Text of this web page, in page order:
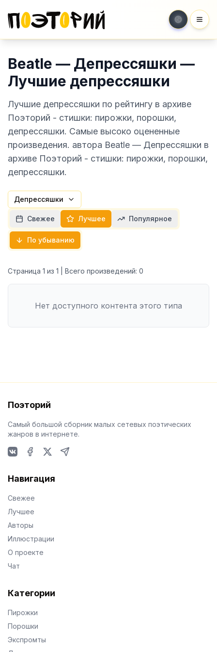
Beatle — Депрессяшки —
Лучшие депрессяшки
Лучшие депрессяшки по рейтингу в архиве
Поэторий - стишки: пирожки, порошки,
депрессяшки. Самые высоко оцененные
произведения. автора Beatle — Депрессяшки в
архиве Поэторий - стишки: пирожки, порошки,
депрессяшки.
Депрессяшки
Свежее Лучшее Популярное
По убыванию
Страница 1 из 1 | Всего произведений: 0
Нет доступного контента этого типа
Поэторий
Самый большой сборник малых сетевых поэтических
жанров в интернете.
Навигация
Свежее
Лучшее
Авторы
Иллюстрации
О проекте
Чат
Категории
Пирожки
Порошки
Экспромты